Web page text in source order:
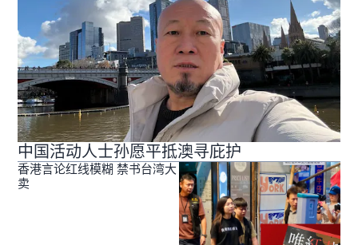
中国活动人士孙愿平抵澳寻庇护
香港言论红线模糊 禁书台湾大
卖